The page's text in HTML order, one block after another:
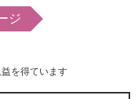
ジ
を得ています